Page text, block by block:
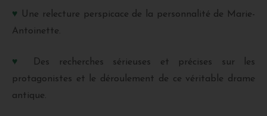
♥ Une relecture perspicace de la personnalité de Marie-
Antoinette.
♥
Des recherches sérieuses et précises sur les
protagonistes et le déroulement de ce véritable drame
antique.